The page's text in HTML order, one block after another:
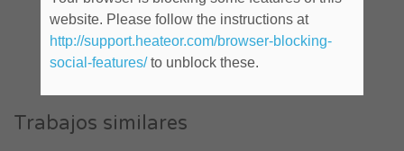
Trabajos similares
website. Please follow the instructions at
http://support.heateor.com/browser-blocking-
social-features/to unblock these.